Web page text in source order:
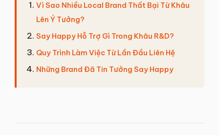
Vì Sao Nhiều Local Brand Thất Bại Từ Khâu
Lên Ý Tưởng?
Say Happy Hỗ Trợ Gì Trong Khâu R&D?
Quy Trình Làm Việc Từ Lần Đầu Liên Hệ
Những Brand Đã Tin Tưởng Say Happy